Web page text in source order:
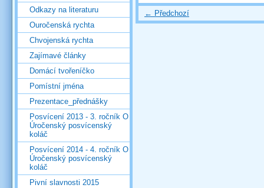
← Předchozí
Odkazy na literaturu
Ouročenská rychta
Chvojenská rychta
Zajímavé články
Domácí tvořeníčko
Pomístní jména
Prezentace_přednášky
Posvícení 2013 - 3. ročník O
Úročenský posvícenský
koláč
Posvícení 2014 - 4. ročník O
Úročenský posvícenský
koláč
Pivní slavnosti 2015